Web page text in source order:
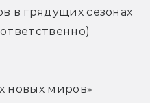
в грядущих сезонах
новых миров»